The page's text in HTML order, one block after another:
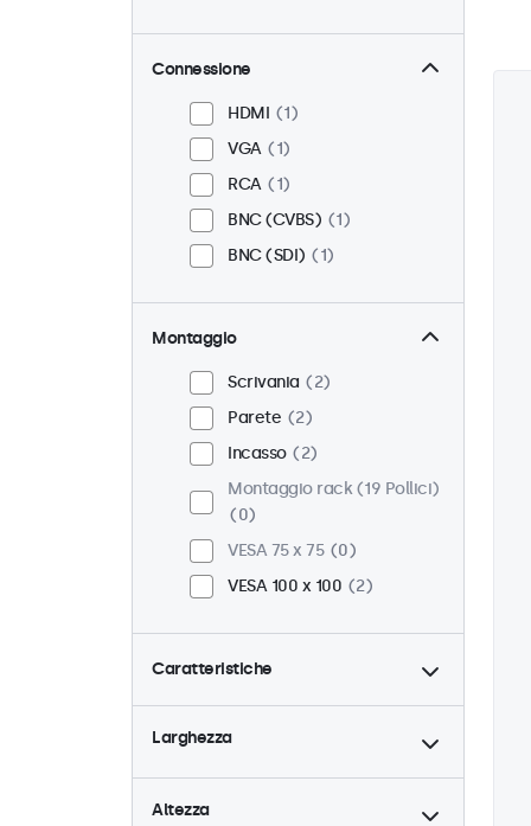
Connessione
HDMI
1
VGA
1
RCA
1
BNC (CVBS)
1
BNC (SDI)
1
Montaggio
Scrivania
2
Parete
2
Incasso
2
Montaggio rack (19 Pollici)
0
VESA 75 x 75
0
VESA 100 x 100
2
Caratteristiche
4:3 / 5:4
0
9-36 Volt
Dimmerabile
2
Lettore multimediale USB
Larghezza
Altezza